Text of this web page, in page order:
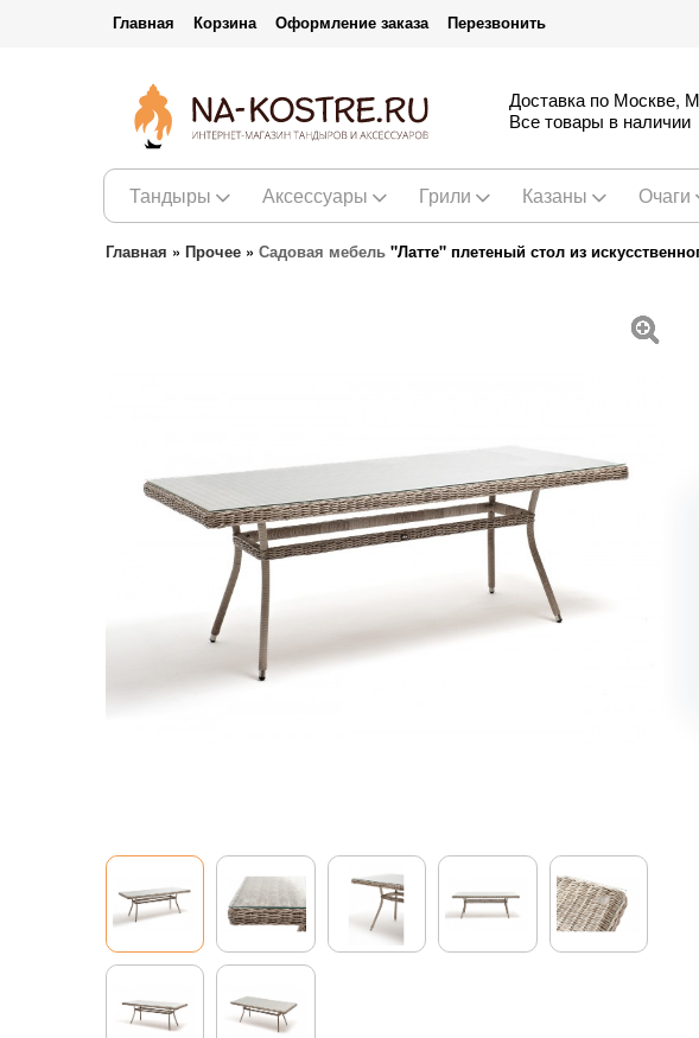
Главная Корзина Оформление заказа Перезвонить
Доставка по Москве,
Все товары в наличии
Тандыры Аксессуары Грили Казаны Очаги
Главная » Прочее » Садовая мебель "Латте" плетеный стол из